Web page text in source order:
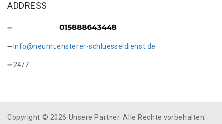
ADDRESS
info@neumuensterer-schluesseldienst.de
24/7
Copyright © 2026 Unsere Partner. Alle Rechte vorbehalten.